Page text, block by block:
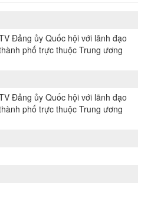
Đảng ủy Quốc hội với lãnh đạo
phố trực thuộc Trung ương
Đảng ủy Quốc hội với lãnh đạo
phố trực thuộc Trung ương